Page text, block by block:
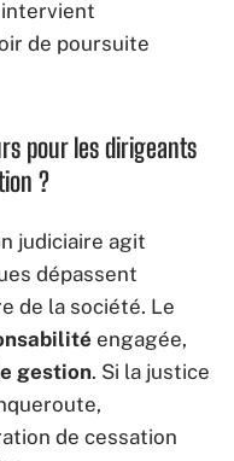
intervient
de poursuite
pour les dirigeants
?
judiciaire agit
dépassent
de la société. Le
engagée,
gestion. Si la justice
de cessation